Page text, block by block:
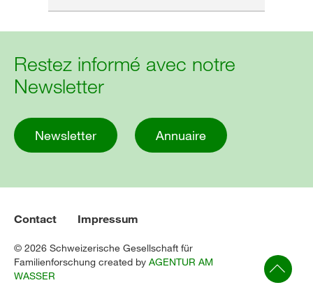
Restez informé avec notre
Newsletter
Newsletter Annuaire
Contact Impressum
© 2026 Schweizerische Gesellschaft für
Familienforschung created by AGENTUR AM
WASSER